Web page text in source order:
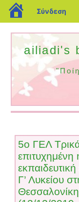
blogs.sch.gr
Σύνδεση
ailiadi's
5ο ΓΕΛ
επιτυχημένη
Γ’ Λυκείου
Θεσσαλονίκη